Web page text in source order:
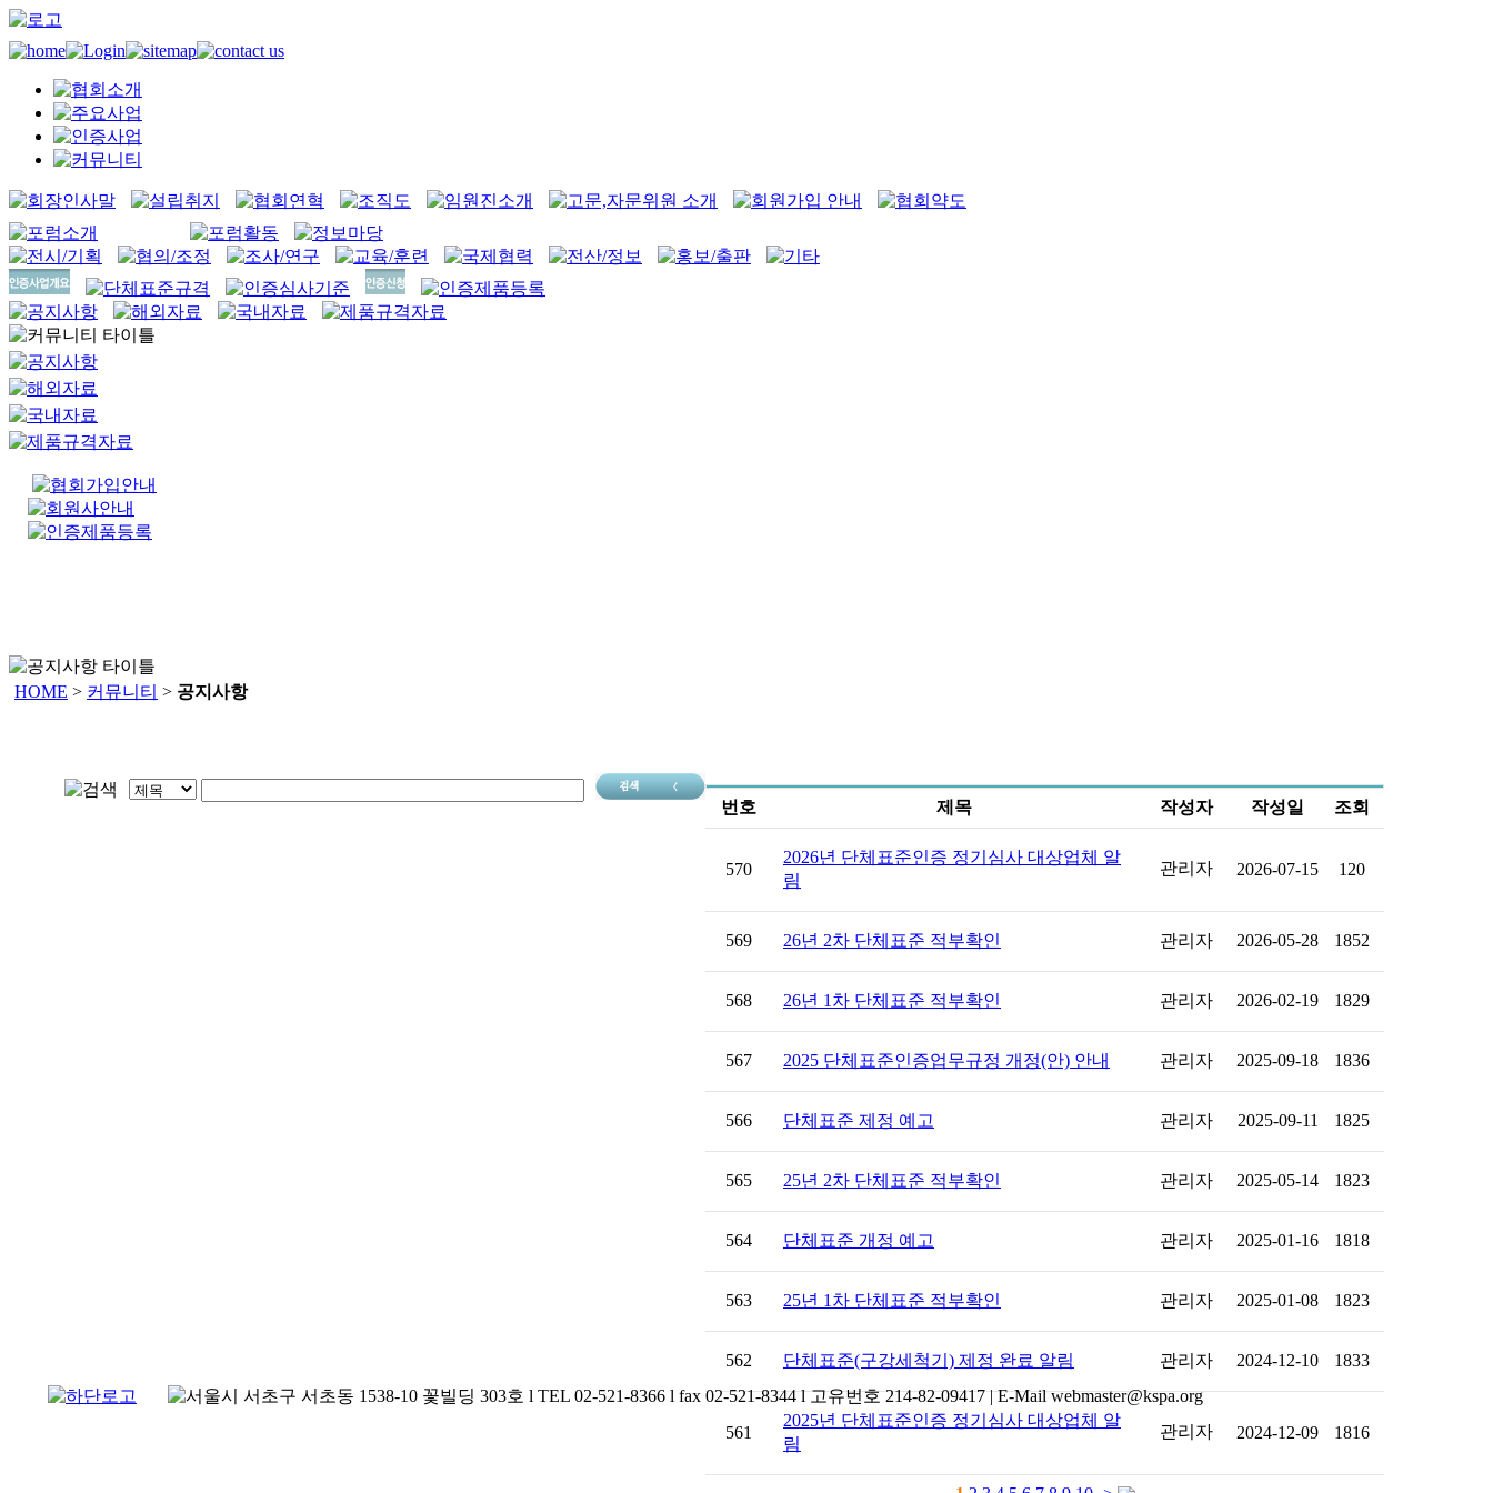
HOME > 커뮤니티 > 공지사항
번호 제목 작성자 작성일 조회
570
2026년 단체표준인증 정기심사 대상업체 알
림
관리자 2026-07-15 120
569 26년 2차 단체표준 적부확인 관리자 2026-05-28 1852
568 26년 1차 단체표준 적부확인 관리자 2026-02-19 1829
567 2025 단체표준인증업무규정 개정(안) 안내 관리자 2025-09-18 1836
566 단체표준 제정 예고 관리자 2025-09-11 1825
565 25년 2차 단체표준 적부확인 관리자 2025-05-14 1823
564 단체표준 개정 예고 관리자 2025-01-16 1818
563 25년 1차 단체표준 적부확인 관리자 2025-01-08 1823
562 단체표준(구강세척기) 제정 완료 알림 관리자 2024-12-10 1833
561
2025년 단체표준인증 정기심사 대상업체 알
림
관리자 2024-12-09 1816